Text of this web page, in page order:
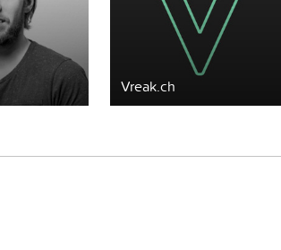
Vreak.ch